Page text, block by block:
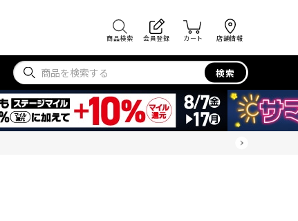
商品検索 会員登録 カート 店舗情報
検索